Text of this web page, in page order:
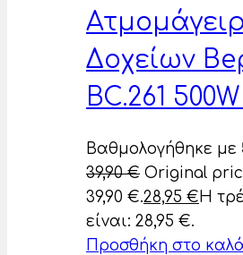
Δοχείων
BC.261
Βαθμολογήθηκε με
39,90€ Original
39,90 €.28,95 €Η
είναι: 28,95 €.
Προσθήκη στο